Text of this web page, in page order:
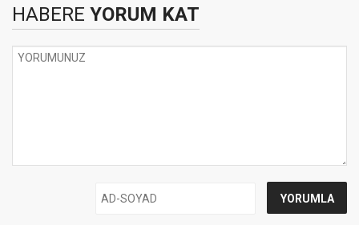
HABERE YORUM KAT